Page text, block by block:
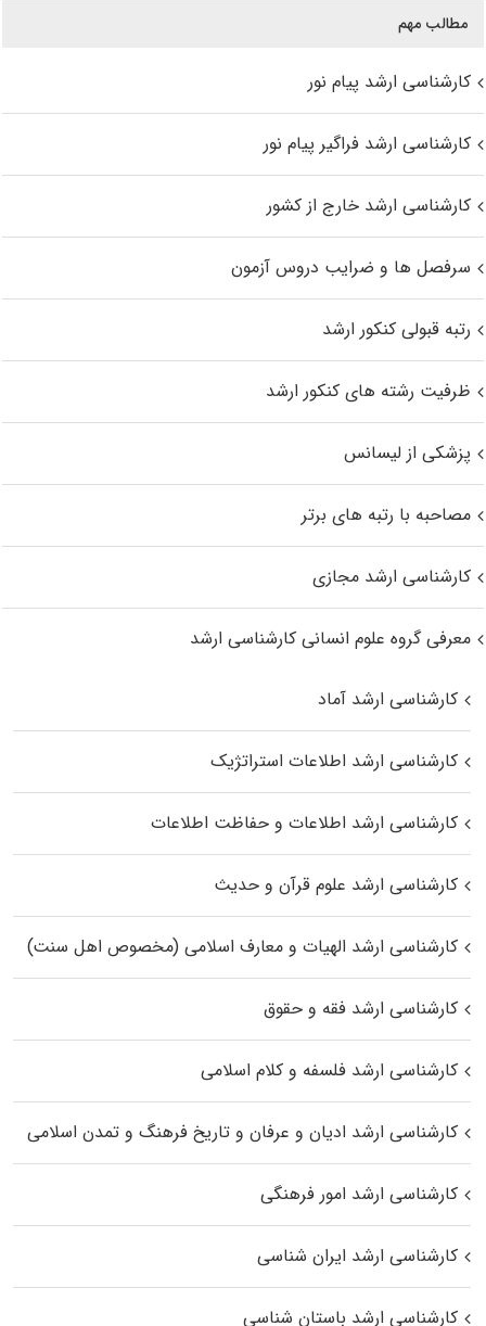
مطالب مهم
کارشناسی ارشد پیام نور
کارشناسی ارشد فراگیر پیام نور
کارشناسی ارشد خارج از کشور
سرفصل ها و ضرایب دروس آزمون
رتبه قبولی کنکور ارشد
ظرفیت رشته های کنکور ارشد
پزشکی از لیسانس
مصاحبه با رتبه های برتر
کارشناسی ارشد مجازی
معرفی گروه علوم انسانی کارشناسی ارشد
کارشناسی ارشد آماد
کارشناسی ارشد اطلاعات استراتژیک
کارشناسی ارشد اطلاعات و حفاظت اطلاعات
کارشناسی ارشد علوم قرآن و حدیث
کارشناسی ارشد الهیات و معارف اسلامی (مخصوص اهل سنت)
کارشناسی ارشد فقه و حقوق
کارشناسی ارشد فلسفه و کلام اسلامی
کارشناسی ارشد ادیان و عرفان و تاریخ فرهنگ و تمدن اسلامی
کارشناسی ارشد امور فرهنگی
کارشناسی ارشد ایران شناسی
کارشناسی ارشد باستان شناسی